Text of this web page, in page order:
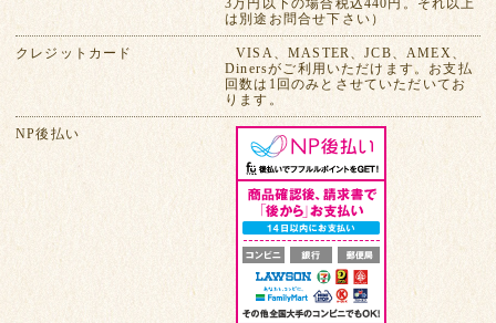
は別途お問合せ下さい）
クレジットカード
VISA、MASTER、JCB、AMEX、
Dinersがご利用いただけます。お支払
回数は1回のみとさせていただいてお
ります。
NP後払い